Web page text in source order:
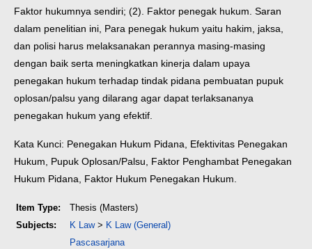
Faktor hukumnya sendiri; (2). Faktor penegak hukum. Saran
dalam penelitian ini, Para penegak hukum yaitu hakim, jaksa,
dan polisi harus melaksanakan perannya masing-masing
dengan baik serta meningkatkan kinerja dalam upaya
penegakan hukum terhadap tindak pidana pembuatan pupuk
oplosan/palsu yang dilarang agar dapat terlaksananya
penegakan hukum yang efektif.
Kata Kunci: Penegakan Hukum Pidana, Efektivitas Penegakan
Hukum, Pupuk Oplosan/Palsu, Faktor Penghambat Penegakan
Hukum Pidana, Faktor Hukum Penegakan Hukum.
Item Type:
Thesis (Masters)
Subjects:
K Law> K Law (General)
Pascasarjana